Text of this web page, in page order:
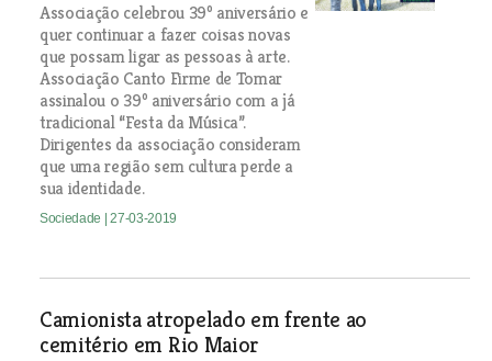
Associação celebrou 39º aniversário e
quer continuar a fazer coisas novas
que possam ligar as pessoas à arte.
Associação Canto Firme de Tomar
assinalou o 39º aniversário com a já
tradicional “Festa da Música”.
Dirigentes da associação consideram
que uma região sem cultura perde a
sua identidade.
Sociedade | 27-03-2019
Camionista atropelado em frente ao
cemitério em Rio Maior